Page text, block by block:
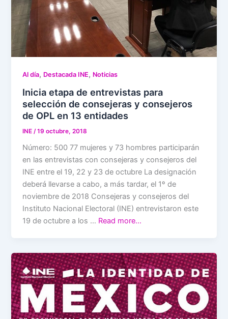
Al día, Destacada INE, Noticias
Inicia etapa de entrevistas para
selección de consejeras y consejeros
de OPL en 13 entidades
INE /19 octubre, 2018
Número: 500 77 mujeres y 73 hombres participarán
en las entrevistas con consejeras y consejeros del
INE entre el 19, 22 y 23 de octubre La designación
deberá llevarse a cabo, a más tardar, el 1º de
noviembre de 2018 Consejeras y consejeros del
Instituto Nacional Electoral (INE) entrevistaron este
19 de octubre a los … Read more…